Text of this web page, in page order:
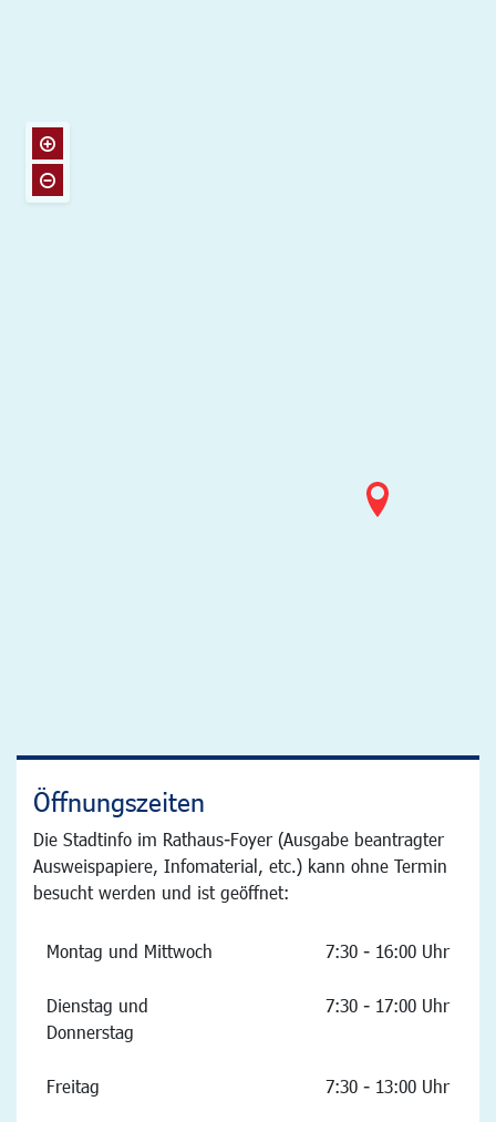
Öffnungszeiten
Die Stadtinfo im Rathaus-Foyer (Ausgabe beantragter
Ausweispapiere, Infomaterial, etc.) kann ohne Termin
besucht werden und ist geöffnet:
Montag und Mittwoch 7:30 - 16:00 Uhr
Dienstag und
Donnerstag
7:30 - 17:00 Uhr
Freitag 7:30 - 13:00 Uhr